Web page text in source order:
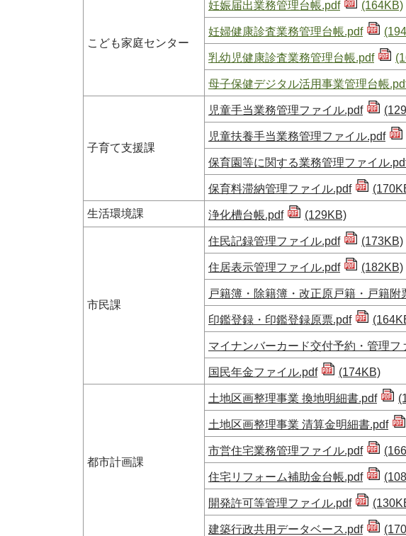
こども家庭センター
妊娠届出業務管理台帳.pdf (164KB)
妊婦健康診査業務管理台帳.pdf
乳幼児健康診査業務管理台帳.pdf
母子保健デジタル活用事業管理台帳
子育て支援課
児童手当業務管理ファイル.pdf
児童扶養手当業務管理ファイル.pdf
保育園等に関する業務管理ファイル
保育料滞納管理ファイル.pdf
生活環境課 浄化槽台帳.pdf (129KB)
市民課
住民記録管理ファイル.pdf (173KB)
住居表示管理ファイル.pdf (182KB)
戸籍簿・除籍簿・改正原戸籍・戸籍附
印鑑登録・印鑑登録原票.pdf
マイナンバーカード交付予約・管理フ
国民年金ファイル.pdf (174KB)
都市計画課
土地区画整理事業 換地明細書.pdf
土地区画整理事業 清算金明細書.pdf
市営住宅業務管理ファイル.pdf
住宅リフォーム補助金台帳.pdf
開発許可等管理ファイル.pdf
建築行政共用データベース.pdf